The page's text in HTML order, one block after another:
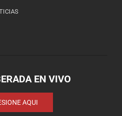
EN VIVO
AQUI